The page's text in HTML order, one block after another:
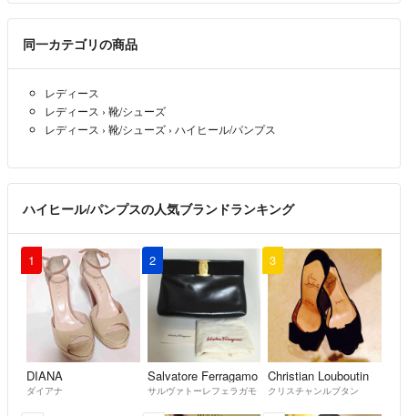
同一カテゴリの商品
レディース
レディース › 靴/シューズ
レディース › 靴/シューズ › ハイヒール/パンプス
ハイヒール/パンプスの人気ブランドランキング
1
DIANA
ダイアナ
2
Salvatore Ferragamo
サルヴァトーレフェラガモ
3
Christian Louboutin
クリスチャンルブタン